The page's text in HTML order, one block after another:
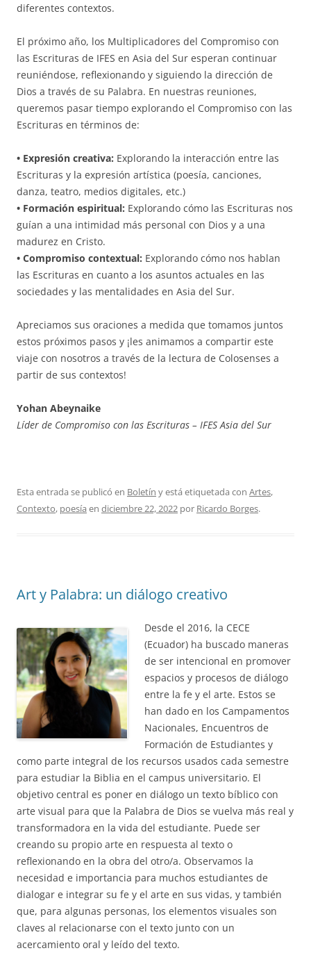
diferentes contextos.
El próximo año, los Multiplicadores del Compromiso con
las Escrituras de IFES en Asia del Sur esperan continuar
reuniéndose, reflexionando y siguiendo la dirección de
Dios a través de su Palabra. En nuestras reuniones,
queremos pasar tiempo explorando el Compromiso con las
Escrituras en términos de:
• Expresión creativa: Explorando la interacción entre las
Escrituras y la expresión artística (poesía, canciones,
danza, teatro, medios digitales, etc.)
• Formación espiritual: Explorando cómo las Escrituras nos
guían a una intimidad más personal con Dios y a una
madurez en Cristo.
• Compromiso contextual: Explorando cómo nos hablan
las Escrituras en cuanto a los asuntos actuales en las
sociedades y las mentalidades en Asia del Sur.
Apreciamos sus oraciones a medida que tomamos juntos
estos próximos pasos y ¡les animamos a compartir este
viaje con nosotros a través de la lectura de Colosenses a
partir de sus contextos!
Yohan Abeynaike
Líder de Compromiso con las Escrituras – IFES Asia del Sur
Esta entrada se publicó en Boletín y está etiquetada con Artes,
Contexto, poesía en diciembre 22, 2022 por Ricardo Borges.
Art y Palabra: un diálogo creativo
Desde el 2016, la CECE
(Ecuador) ha buscado maneras
de ser intencional en promover
espacios y procesos de diálogo
entre la fe y el arte. Estos se
han dado en los Campamentos
Nacionales, Encuentros de
Formación de Estudiantes y
como parte integral de los recursos usados cada semestre
para estudiar la Biblia en el campus universitario. El
objetivo central es poner en diálogo un texto bíblico con
arte visual para que la Palabra de Dios se vuelva más real y
transformadora en la vida del estudiante. Puede ser
creando su propio arte en respuesta al texto o
reflexionando en la obra del otro/a. Observamos la
necesidad e importancia para muchos estudiantes de
dialogar e integrar su fe y el arte en sus vidas, y también
que, para algunas personas, los elementos visuales son
claves al relacionarse con el texto junto con un
acercamiento oral y leído del texto.